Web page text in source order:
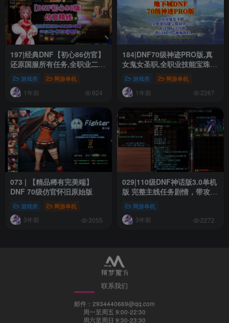
197|经典DNF【初心86仿官】
还原国服所有任务,全职业二觉
+带玩法攻略及安装教程
游戏类 网游单机
1年前 824
184|DNF70级神迹PRO版,真
女鬼女圣职,全职业技能宝珠异
视频教程
游戏类 网游单机
1年前 2267
073 | 【精品稀有完美端】
DNF 70级仿官怀旧原始版
游戏类 网游单机
3年前 3055
029|110级DNF神话版3.0单机
版 完整主线任务剧情，带攻略
网游单机
3年前 2272
联系我们
邮件：2934440669@qq.com
周一至周五 9:00-22:30
周六至周日 9:30-23:30